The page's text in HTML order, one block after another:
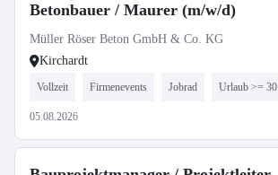
Betonbauer / Maurer (m/w/d)
Müller Röser Beton GmbH & Co. KG
Kirchardt
Vollzeit Firmenevents Jobrad Urlaub >= 30
05.08.2026